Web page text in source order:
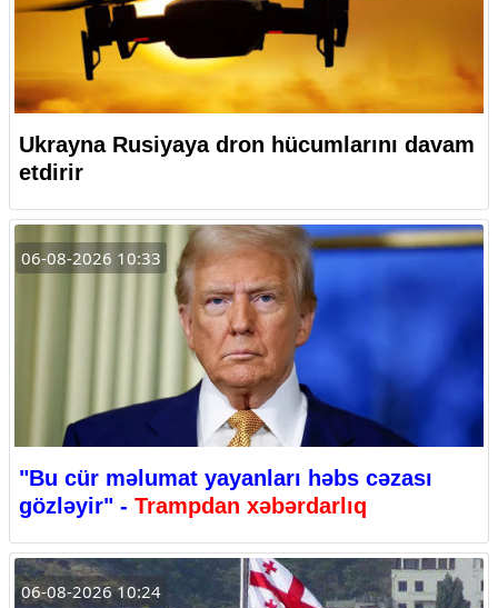
Ukrayna Rusiyaya dron hücumlarını davam
etdirir
06-08-2026 10:33
"Bu cür məlumat yayanları həbs cəzası
gözləyir" - Trampdan xəbərdarlıq
06-08-2026 10:24